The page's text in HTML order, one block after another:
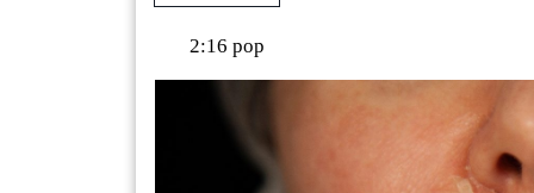
2:16 pop